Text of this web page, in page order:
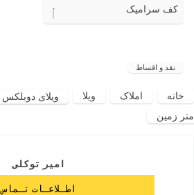
کف سرامیک
نقد و اقساط
خانه املاک ویلا
متر زمین
امیر توکلی
اطـلاعـات تـماس